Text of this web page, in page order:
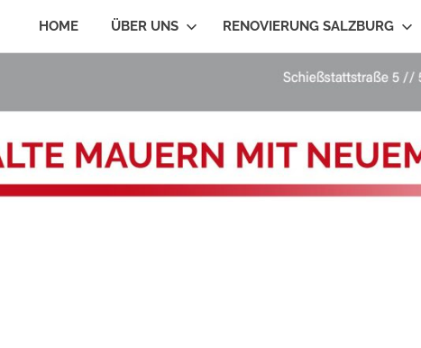
HOME ÜBER UNS RENOVIERUNG SALZBURG